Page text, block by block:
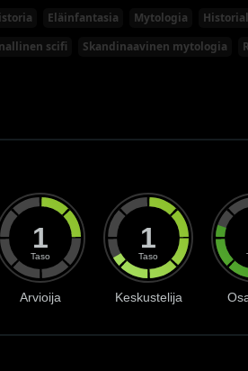
Eläinfantasia Mytologia
scifi Skandinaavinen mytologia
1
Taso
Arvioija
1
Taso
Keskustelija